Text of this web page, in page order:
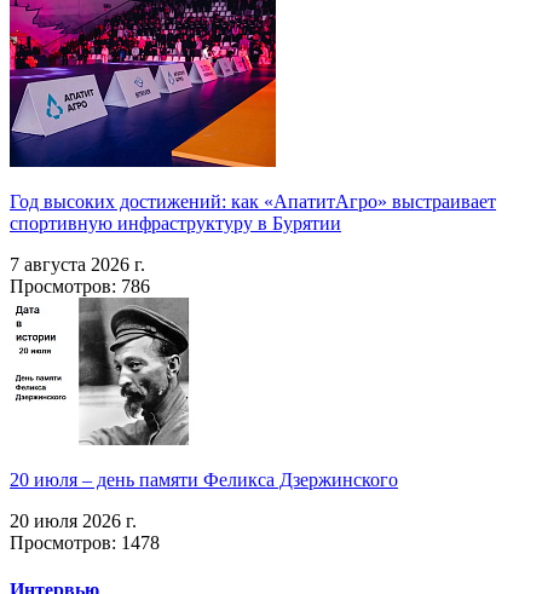
Год высоких достижений: как «АпатитАгро» выстраивает
спортивную инфраструктуру в Бурятии
7 августа 2026 г.
Просмотров: 786
20 июля – день памяти Феликса Дзержинского
20 июля 2026 г.
Просмотров: 1478